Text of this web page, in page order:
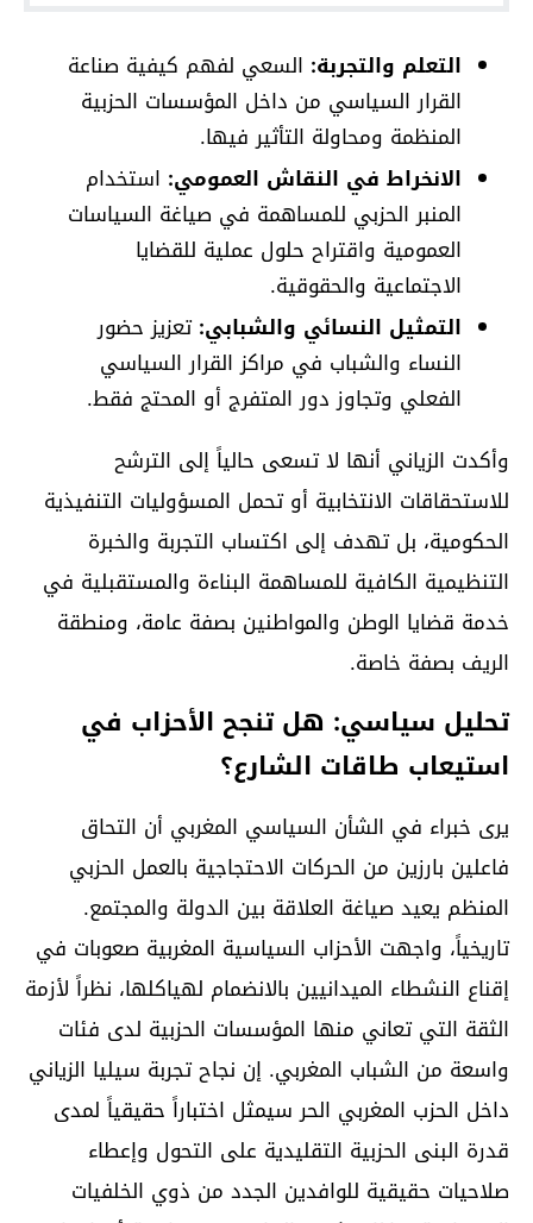
التعلم والتجربة: السعي لفهم كيفية صناعة
القرار السياسي من داخل المؤسسات الحزبية
المنظمة ومحاولة التأثير فيها.
الانخراط في النقاش العمومي: استخدام
المنبر الحزبي للمساهمة في صياغة السياسات
العمومية واقتراح حلول عملية للقضايا
الاجتماعية والحقوقية.
التمثيل النسائي والشبابي:تعزيز حضور
النساء والشباب في مراكز القرار السياسي
الفعلي وتجاوز دور المتفرج أو المحتج فقط.
وأكدت الزياني أنها لا تسعى حالياً إلى الترشح
للاستحقاقات الانتخابية أو تحمل المسؤوليات التنفيذية
الحكومية، بل تهدف إلى اكتساب التجربة والخبرة
التنظيمية الكافية للمساهمة البناءة والمستقبلية في
خدمة قضايا الوطن والمواطنين بصفة عامة، ومنطقة
الريف بصفة خاصة.
تحليل سياسي: هل تنجح الأحزاب في
استيعاب طاقات الشارع؟
يرى خبراء في الشأن السياسي المغربي أن التحاق
فاعلين بارزين من الحركات الاحتجاجية بالعمل الحزبي
المنظم يعيد صياغة العلاقة بين الدولة والمجتمع.
تاريخياً، واجهت الأحزاب السياسية المغربية صعوبات في
إقناع النشطاء الميدانيين بالانضمام لهياكلها، نظراً لأزمة
الثقة التي تعاني منها المؤسسات الحزبية لدى فئات
واسعة من الشباب المغربي. إن نجاح تجربة سيليا الزياني
داخل الحزب المغربي الحر سيمثل اختباراً حقيقياً لمدى
قدرة البنى الحزبية التقليدية على التحول وإعطاء
صلاحيات حقيقية للوافدين الجدد من ذوي الخلفيات